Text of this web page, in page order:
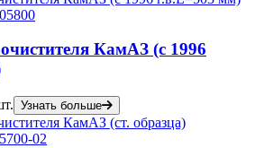
КамАЗ (с 1996
Узнать больше
02